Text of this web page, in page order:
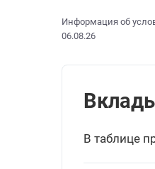
Информация об
06.08.26
В таблице